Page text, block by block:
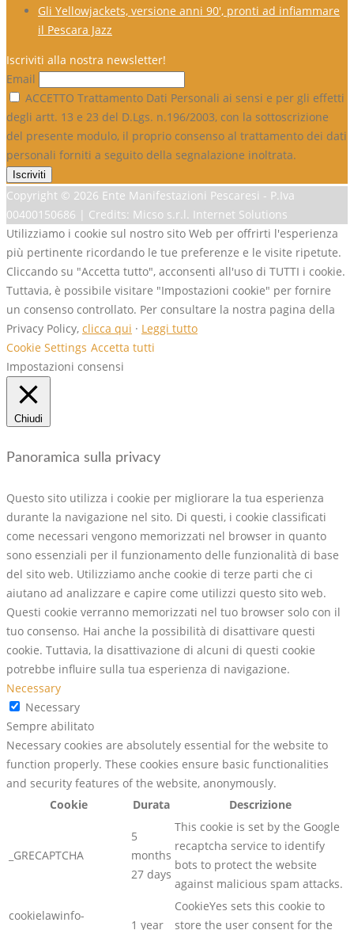
Gli Yellowjackets, versione anni 90′, pronti ad infiammare
il Pescara Jazz
Iscriviti alla nostra newsletter!
Email
ACCETTO Trattamento Dati Personali ai sensi e per gli effetti
degli artt. 13 e 23 del D.Lgs. n.196/2003, con la sottoscrizione
del presente modulo, il proprio consenso al trattamento dei dati
personali forniti a seguito della segnalazione inoltrata.
Copyright © 2026 Ente Manifestazioni Pescaresi - P.Iva
00400150686 | Credits: Micso s.r.l. Internet Solutions
Utilizziamo i cookie sul nostro sito Web per offrirti l'esperienza
più pertinente ricordando le tue preferenze e le visite ripetute.
Cliccando su "Accetta tutto", acconsenti all'uso di TUTTI i cookie.
Tuttavia, è possibile visitare "Impostazioni cookie" per fornire
un consenso controllato. Per consultare la nostra pagina della
Privacy Policy, clicca qui · Leggi tutto
Cookie Settings Accetta tutti
Impostazioni consensi
Chiudi
Panoramica sulla privacy
Questo sito utilizza i cookie per migliorare la tua esperienza
durante la navigazione nel sito. Di questi, i cookie classificati
come necessari vengono memorizzati nel browser in quanto
sono essenziali per il funzionamento delle funzionalità di base
del sito web. Utilizziamo anche cookie di terze parti che ci
aiutano ad analizzare e capire come utilizzi questo sito web.
Questi cookie verranno memorizzati nel tuo browser solo con il
tuo consenso. Hai anche la possibilità di disattivare questi
cookie. Tuttavia, la disattivazione di alcuni di questi cookie
potrebbe influire sulla tua esperienza di navigazione.
Necessary
Necessary
Sempre abilitato
Necessary cookies are absolutely essential for the website to
function properly. These cookies ensure basic functionalities
and security features of the website, anonymously.
Cookie
Durata Descrizione
_GRECAPTCHA
5
months
27 days
This cookie is set by the Google
recaptcha service to identify
bots to protect the website
against malicious spam attacks.
cookielawinfo-
1 year
CookieYes sets this cookie to
store the user consent for the